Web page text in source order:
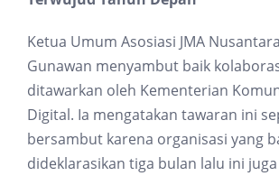
Ketua Umum Asosiasi JMA
Gunawan menyambut baik
ditawarkan oleh Kementerian
Digital. Ia mengatakan tawaran ini
bersambut karena organisasi yang
dideklarasikan tiga bulan lalu ini juga